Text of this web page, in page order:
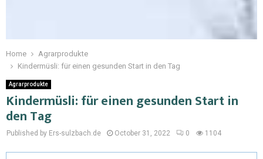
Home
Agrarprodukte
Kindermüsli: für einen gesunden Start in den Tag
Agrarprodukte
Kindermüsli: für einen gesunden Start in
den Tag
Published by Ers-sulzbach.de October 31, 2022 0 1104